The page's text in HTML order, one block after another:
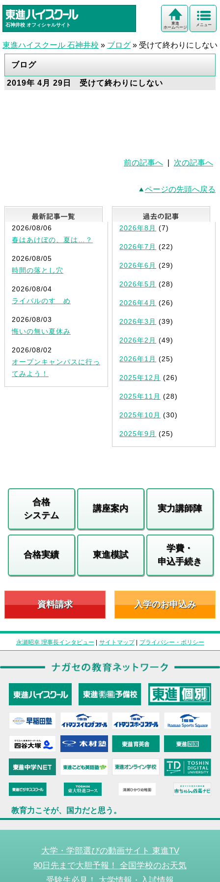
石神井校 オフィシャルサイト メニュー
東進
ホームページ
東進ハイスクール 石神井校 » ブログ » 受けて終わりにしない
ブログ
2019年 4月 29日 受けて終わりにしない
前の記事へ 次の記事へ
ページの先頭へ戻る
最新記事一覧
2026/08/06
春はあけぼの、夏は…？
2026/08/05
時間の落とし穴
2026/08/04
ライバルのすゝめ
2026/08/03
悔いの無い夏休み
2026/08/02
オープンキャンパスに行っ
てみよう！
2026年8月 (7)
2026年7月 (22)
2026年6月 (29)
2026年5月 (28)
2026年4月 (26)
2026年3月 (39)
2026年2月 (49)
2026年1月 (25)
2025年12月 (26)
2025年11月 (28)
2025年10月 (30)
2025年9月 (25)
合格
システム
講座案内 実力講師陣
合格実績 東進模試
学費・
申込手続き
資料請求 入学のお申込み
永瀬昭幸 理事長インタビュー | サイトマップ| プライバシー・ポリシー
教育力こそが、国力だと思う。
大学・学部選びの動画サイト 東進TV
90日先まで大胆予報！ 全国学校のお天気